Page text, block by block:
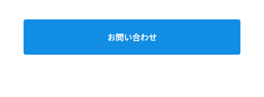
お問い合わせ